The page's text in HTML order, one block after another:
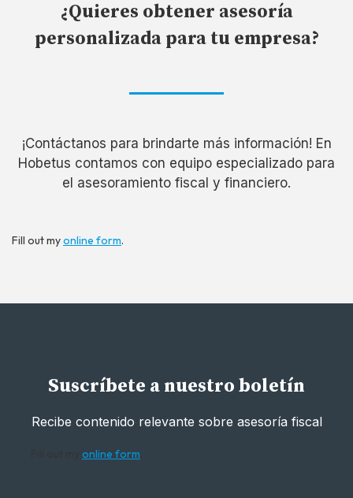
¿Quieres obtener asesoría
personalizada para tu empresa?
¡Contáctanos para brindarte más información! En
Hobetus contamos con equipo especializado para
el asesoramiento fiscal y financiero.
Fill out myonline form.
Suscríbete a nuestro boletín
Recibe contenido relevante sobre asesoría fiscal
online form